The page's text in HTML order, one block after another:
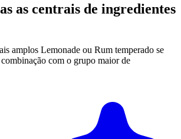
as centrais de ingredientes
amplos Lemonade ou Rum temperado se
com o grupo maior de